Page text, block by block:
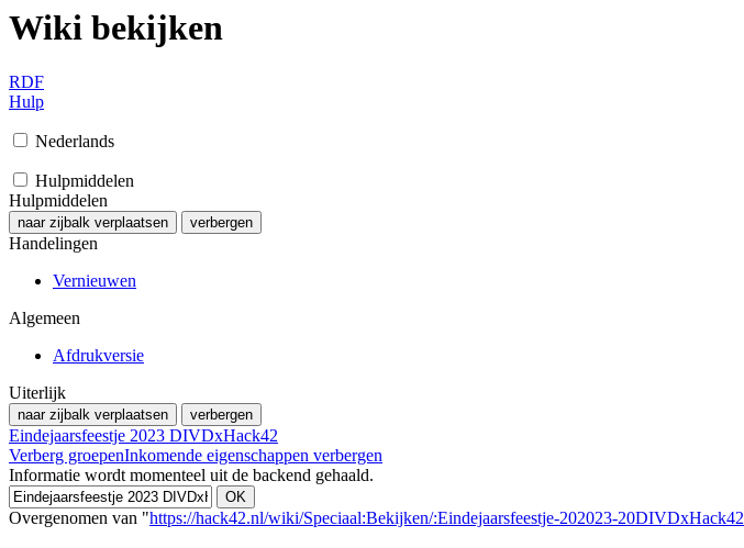
Wiki bekijken
RDF
Hulp
Nederlands
Hulpmiddelen
Hulpmiddelen
naar zijbalk verplaatsen verbergen
Handelingen
Vernieuwen
Algemeen
Afdrukversie
Uiterlijk
naar zijbalk verplaatsen verbergen
Eindejaarsfeestje 2023 DIVDxHack42
Verberg groepenInkomende eigenschappen verbergen
Informatie wordt momenteel uit de backend gehaald.
Overgenomen van "https://hack42.nl/wiki/Speciaal:Bekijken/:Eindejaarsfeestje-202023-20DIVDxHack42